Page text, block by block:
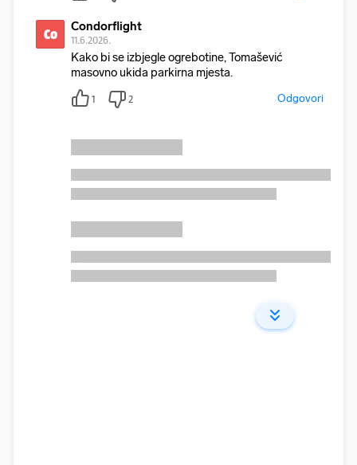
Co Condorflight
11.6.2026.
Kako bi se izbjegle ogrebotine, Tomašević
masovno ukida parkirna mjesta.
1 2 Odgovori